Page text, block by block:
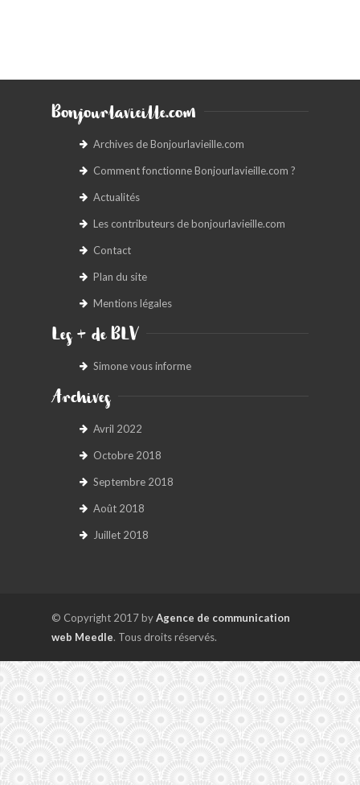
Bonjourlavieille.com
Archives de Bonjourlavieille.com
Comment fonctionne Bonjourlavieille.com ?
Actualités
Les contributeurs de bonjourlavieille.com
Contact
Plan du site
Mentions légales
Les + de BLV
Simone vous informe
Archives
Avril 2022
Octobre 2018
Septembre 2018
Août 2018
Juillet 2018
© Copyright 2017 byAgence de communication
web Meedle. Tous droits réservés.